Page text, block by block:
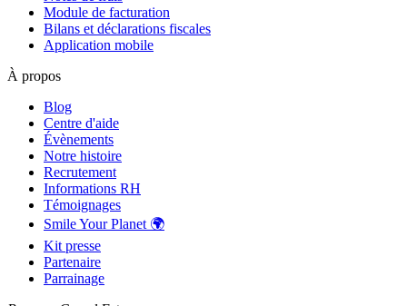
Module de facturation
Bilans et déclarations fiscales
Application mobile
À propos
Blog
Centre d'aide
Évènements
Notre histoire
Recrutement
Informations RH
Témoignages
Smile Your Planet 🌍
Kit presse
Partenaire
Parrainage